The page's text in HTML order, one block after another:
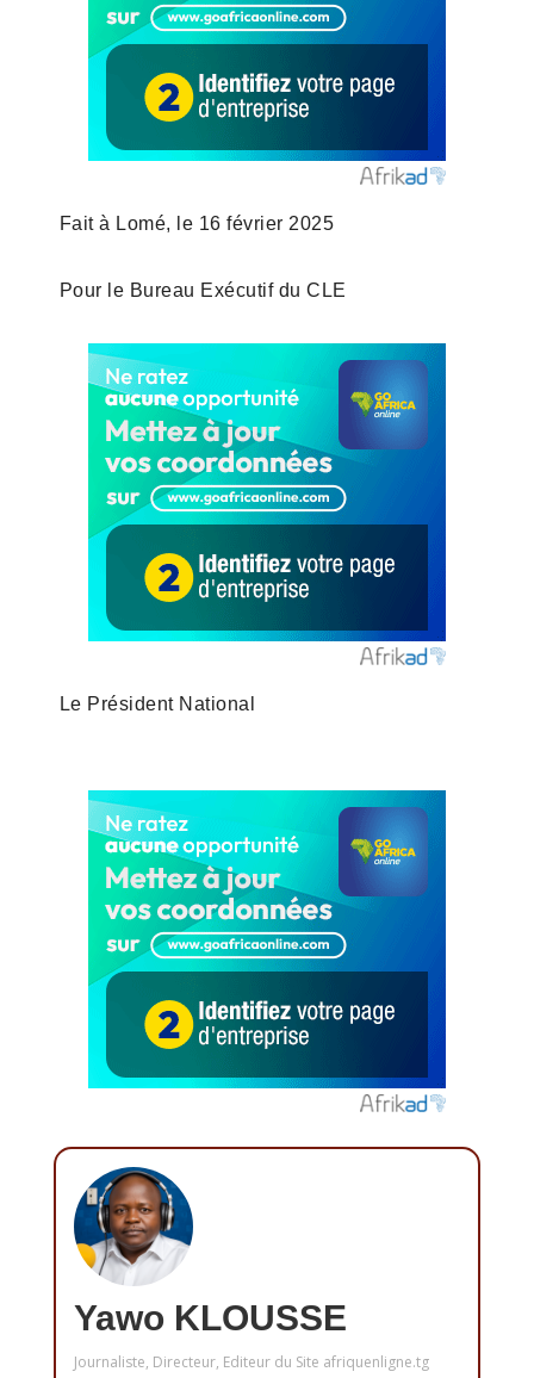
Fait à Lomé, le 16 février 2025
Pour le Bureau Exécutif du CLE
Le Président National
Yawo KLOUSSE
Journaliste, Directeur, Editeur du Site afriquenligne.tg